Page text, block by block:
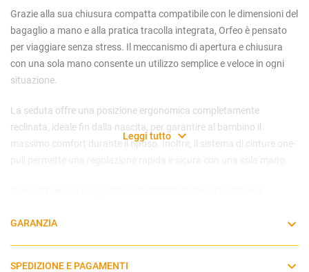
Grazie alla sua chiusura compatta compatibile con le dimensioni del
bagaglio a mano e alla pratica tracolla integrata, Orfeo è pensato
per viaggiare senza stress. Il meccanismo di apertura e chiusura
con una sola mano consente un utilizzo semplice e veloce in ogni
situazione.
La seduta offre una posizione ergonomica completamente
reclinata, ideale fin dalla nascita, per garantire al bambino il
massimo comfort durante il riposo. Inoltre, il sistema di cinture one-
flessibilità per ogni spostamento.
Leggi tutto
GARANZIA
SPEDIZIONE E PAGAMENTI